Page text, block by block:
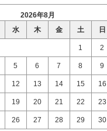
2026年8月
水 木 金 土 日
1 2
5 6 7 8 9
12 13 14 15 16
19 20 21 22 23
26 27 28 29 30